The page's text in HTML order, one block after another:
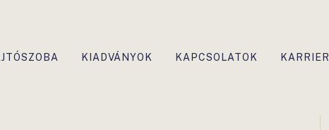
KIADVÁNYOK KAPCSOLATOK KARRIER